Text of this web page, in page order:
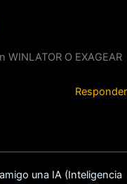
O EXAGEAR
Responder
una IA (Inteligencia